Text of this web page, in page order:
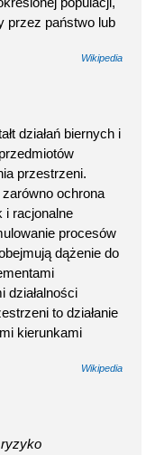
przez państwo lub
Wikipedia
działań biernych i
przestrzeni.
ochrona
i racjonalne
procesów
dążenie do
działalności
to działanie
kierunkami
Wikipedia